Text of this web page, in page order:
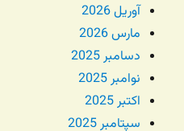
آوریل 2026
مارس 2026
دسامبر 2025
نوامبر 2025
اکتبر 2025
سپتامبر 2025